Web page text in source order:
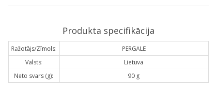
Produkta specifikācija
Ražotājs/Zīmols:
PERGALE
Valsts:
Lietuva
Neto svars (g):
90 g